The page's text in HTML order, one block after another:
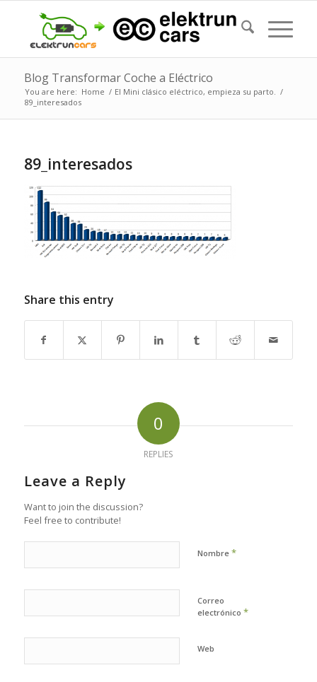
Blog Transformar Coche a Eléctrico
You are here: Home / El Mini clásico eléctrico, empieza su parto. /
89_interesados
89_interesados
Share this entry
0
REPLIES
Leave a Reply
Want to join the discussion?
Feel free to contribute!
Nombre *
Correo
electrónico *
Web